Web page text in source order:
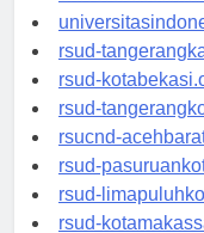
rsud-
rsud-
rsud-
rsucnd-
rsud-
rsud-